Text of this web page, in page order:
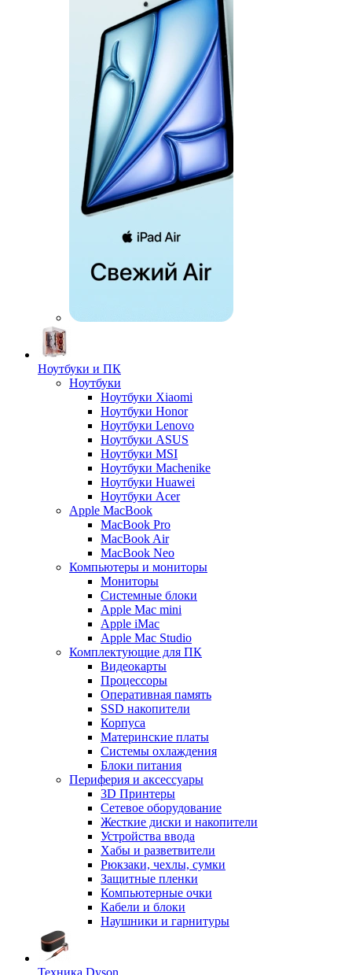
Ноутбуки и ПК
Ноутбуки
Ноутбуки Xiaomi
Ноутбуки Honor
Ноутбуки Lenovo
Ноутбуки ASUS
Ноутбуки MSI
Ноутбуки Machenike
Ноутбуки Huawei
Ноутбуки Acer
Apple MacBook
MacBook Pro
MacBook Air
MacBook Neo
Компьютеры и мониторы
Мониторы
Системные блоки
Apple Mac mini
Apple iMac
Apple Mac Studio
Комплектующие для ПК
Видеокарты
Процессоры
Оперативная память
SSD накопители
Корпуса
Материнские платы
Системы охлаждения
Блоки питания
Периферия и аксессуары
3D Принтеры
Сетевое оборудование
Жесткие диски и накопители
Устройства ввода
Хабы и разветвители
Рюкзаки, чехлы, сумки
Защитные пленки
Компьютерные очки
Кабели и блоки
Наушники и гарнитуры
Техника Dyson